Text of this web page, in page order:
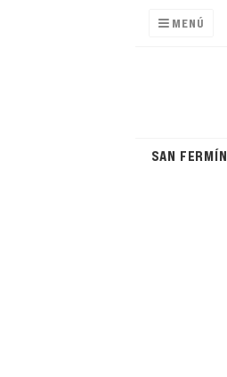
MENÚ
SAN FERMÍN